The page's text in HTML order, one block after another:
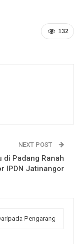
132
NEXT POST
di Padang Ranah
IPDN Jatinangor
Pengarang